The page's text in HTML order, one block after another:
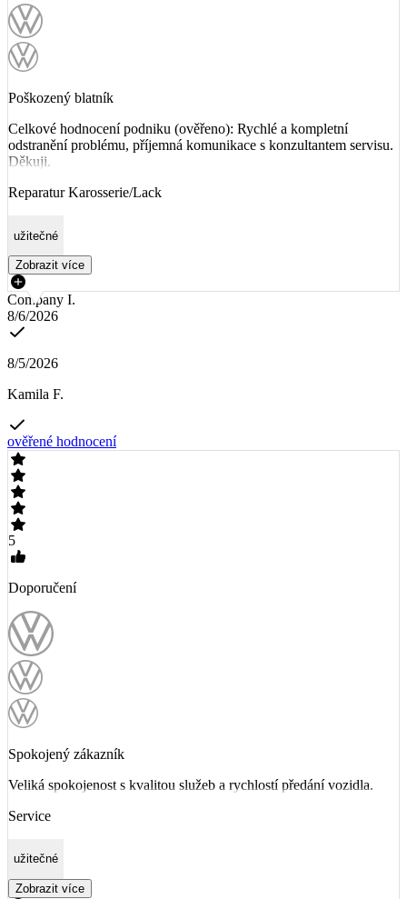
Poškozený blatník
Celkové hodnocení podniku (ověřeno): Rychlé a kompletní
odstranění problému, příjemná komunikace s konzultantem servisu.
Děkuji.
Reparatur Karosserie/Lack
užitečné
Zobrazit více
Company I.
8/6/2026
8/5/2026
Kamila F.
ověřené hodnocení
5
Doporučení
Spokojený zákazník
Veliká spokojenost s kvalitou služeb a rychlostí předání vozidla.
Service
užitečné
Zobrazit více